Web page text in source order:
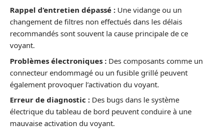
Rappel d’entretien dépassé : Une vidange ou un
changement de filtres non effectués dans les délais
recommandés sont souvent la cause principale de ce
voyant.
Problèmes électroniques : Des composants comme un
connecteur endommagé ou un fusible grillé peuvent
également provoquer l’activation du voyant.
Erreur de diagnostic : Des bugs dans le système
électrique du tableau de bord peuvent conduire à une
mauvaise activation du voyant.